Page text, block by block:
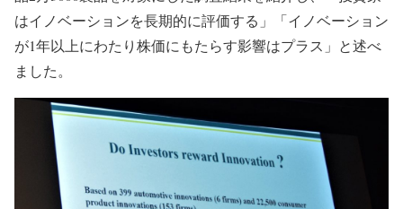
はイノベーションを長期的に評価する」「イノベーション
が1年以上にわたり株価にもたらす影響はプラス」と述べ
ました。